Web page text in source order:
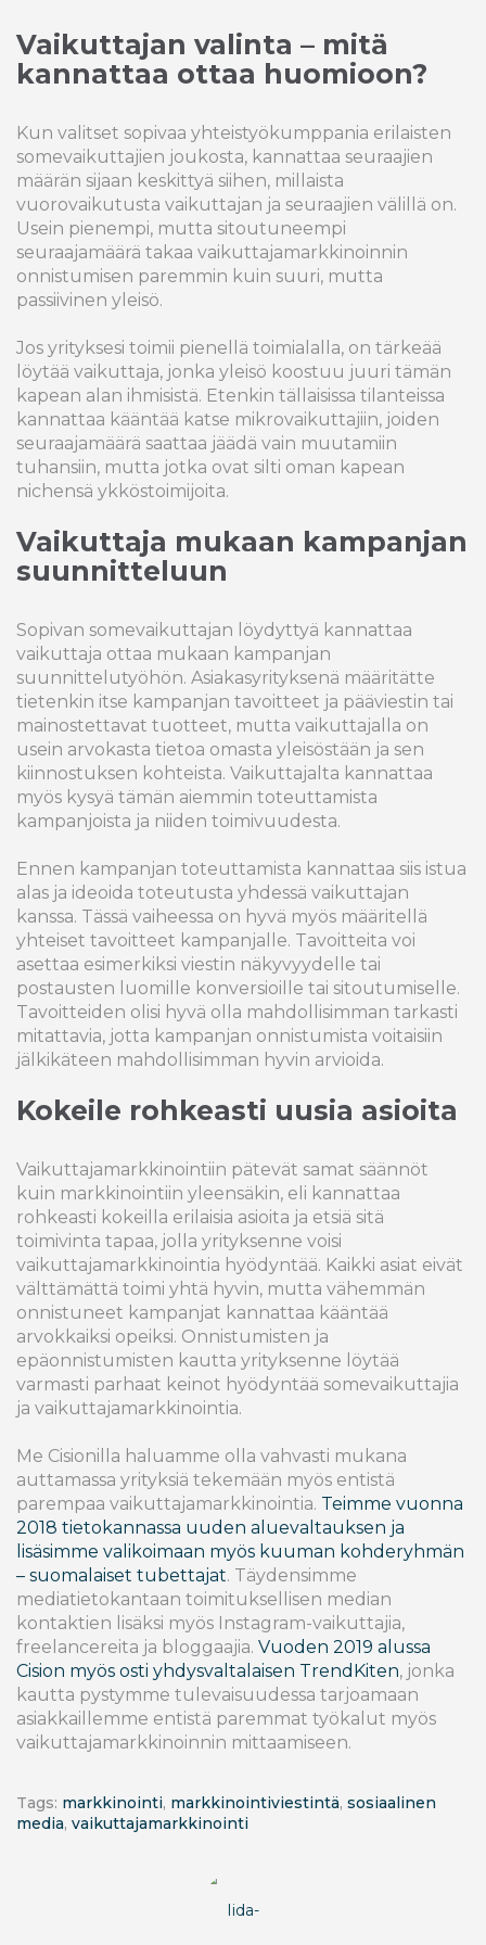
Vaikuttajan valinta – mitä
kannattaa ottaa huomioon?
Kun valitset sopivaa yhteistyökumppania erilaisten
somevaikuttajien joukosta, kannattaa seuraajien
määrän sijaan keskittyä siihen, millaista
vuorovaikutusta vaikuttajan ja seuraajien välillä on.
Usein pienempi, mutta sitoutuneempi
seuraajamäärä takaa vaikuttajamarkkinoinnin
onnistumisen paremmin kuin suuri, mutta
passiivinen yleisö.
Jos yrityksesi toimii pienellä toimialalla, on tärkeää
löytää vaikuttaja, jonka yleisö koostuu juuri tämän
kapean alan ihmisistä. Etenkin tällaisissa tilanteissa
kannattaa kääntää katse mikrovaikuttajiin, joiden
seuraajamäärä saattaa jäädä vain muutamiin
tuhansiin, mutta jotka ovat silti oman kapean
nichensä ykköstoimijoita.
Vaikuttaja mukaan kampanjan
suunnitteluun
Sopivan somevaikuttajan löydyttyä kannattaa
vaikuttaja ottaa mukaan kampanjan
suunnittelutyöhön. Asiakasyrityksenä määritätte
tietenkin itse kampanjan tavoitteet ja pääviestin tai
mainostettavat tuotteet, mutta vaikuttajalla on
usein arvokasta tietoa omasta yleisöstään ja sen
kiinnostuksen kohteista. Vaikuttajalta kannattaa
myös kysyä tämän aiemmin toteuttamista
kampanjoista ja niiden toimivuudesta.
Ennen kampanjan toteuttamista kannattaa siis istua
alas ja ideoida toteutusta yhdessä vaikuttajan
kanssa. Tässä vaiheessa on hyvä myös määritellä
yhteiset tavoitteet kampanjalle. Tavoitteita voi
asettaa esimerkiksi viestin näkyvyydelle tai
postausten luomille konversioille tai sitoutumiselle.
Tavoitteiden olisi hyvä olla mahdollisimman tarkasti
mitattavia, jotta kampanjan onnistumista voitaisiin
jälkikäteen mahdollisimman hyvin arvioida.
Kokeile rohkeasti uusia asioita
Vaikuttajamarkkinointiin pätevät samat säännöt
kuin markkinointiin yleensäkin, eli kannattaa
rohkeasti kokeilla erilaisia asioita ja etsiä sitä
toimivinta tapaa, jolla yrityksenne voisi
vaikuttajamarkkinointia hyödyntää. Kaikki asiat eivät
välttämättä toimi yhtä hyvin, mutta vähemmän
onnistuneet kampanjat kannattaa kääntää
arvokkaiksi opeiksi. Onnistumisten ja
epäonnistumisten kautta yrityksenne löytää
varmasti parhaat keinot hyödyntää somevaikuttajia
ja vaikuttajamarkkinointia.
Me Cisionilla haluamme olla vahvasti mukana
auttamassa yrityksiä tekemään myös entistä
parempaa vaikuttajamarkkinointia. Teimme vuonna
2018 tietokannassa uuden aluevaltauksen ja
lisäsimme valikoimaan myös kuuman kohderyhmän
– suomalaiset tubettajat. Täydensimme
mediatietokantaan toimituksellisen median
kontaktien lisäksi myös Instagram-vaikuttajia,
freelancereita ja bloggaajia. Vuoden 2019 alussa
Cision myös osti yhdysvaltalaisen TrendKiten, jonka
kautta pystymme tulevaisuudessa tarjoamaan
asiakkaillemme entistä paremmat työkalut myös
vaikuttajamarkkinoinnin mittaamiseen.
Tags: markkinointi, markkinointiviestintä, sosiaalinen
media, vaikuttajamarkkinointi